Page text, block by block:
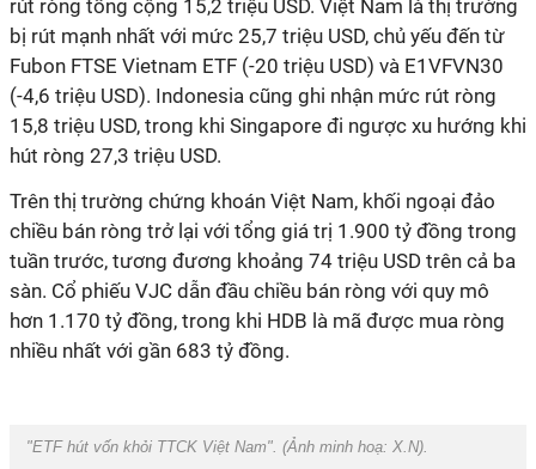
rút ròng tổng cộng 15,2 triệu USD. Việt Nam là thị trường
bị rút mạnh nhất với mức 25,7 triệu USD, chủ yếu đến từ
Fubon FTSE Vietnam ETF (-20 triệu USD) và E1VFVN30
(-4,6 triệu USD). Indonesia cũng ghi nhận mức rút ròng
15,8 triệu USD, trong khi Singapore đi ngược xu hướng khi
hút ròng 27,3 triệu USD.
Trên thị trường chứng khoán Việt Nam, khối ngoại đảo
chiều bán ròng trở lại với tổng giá trị 1.900 tỷ đồng trong
tuần trước, tương đương khoảng 74 triệu USD trên cả ba
sàn. Cổ phiếu VJC dẫn đầu chiều bán ròng với quy mô
hơn 1.170 tỷ đồng, trong khi HDB là mã được mua ròng
nhiều nhất với gần 683 tỷ đồng.
"ETF hút vốn khỏi TTCK Việt Nam". (Ảnh minh hoạ: X.N).